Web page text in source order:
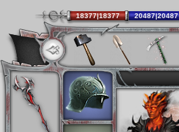
18377|18377 20487|20487